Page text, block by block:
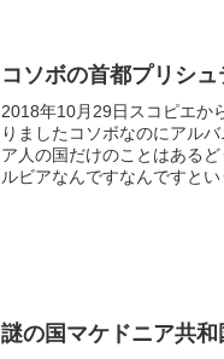
コソボの首都プリシ
2018年10月29日スコピエ
りましたコソボなのにアル
ア人の国だけのことはある
ルビアなんですなんですとい
謎の国マケドニア共和